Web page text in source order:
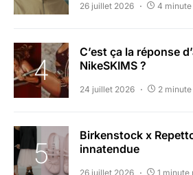
26 juillet 2026 4
C’est ça la réponse
NikeSKIMS ?
24 juillet 2026 2
Birkenstock x
innatendue
26 juillet 2026 1 minute